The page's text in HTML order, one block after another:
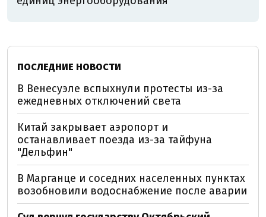
ПОСЛЕДНИЕ НОВОСТИ
В Венесуэле вспыхнули протесты из-за
ежедневных отключений света
Китай закрывает аэропорт и
останавливает поезда из-за тайфуна
"Дельфин"
В Марганце и соседних населенных пунктах
возобновили водоснабжение после аварии